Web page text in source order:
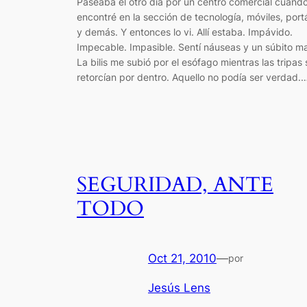
encontré en la sección de tecnología, móviles,
y demás. Y entonces lo vi. Allí estaba. Impávido.
Impecable. Impasible. Sentí náuseas y un súbito
La bilis me subió por el esófago mientras las tripas
retorcían por dentro. Aquello no podía ser
SEGURIDAD, ANTE
TODO
Oct 21, 2010—por
Jesús Lens